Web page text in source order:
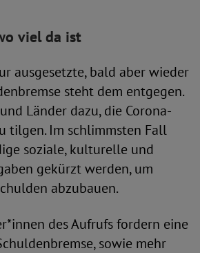
viel da ist
ausgesetzte, bald aber wieder
steht dem entgegen.
Länder dazu, die Corona-
tilgen. Im schlimmsten Fall
soziale, kulturelle und
gekürzt werden, um
abzubauen.
des Aufrufs fordern eine
sowie mehr